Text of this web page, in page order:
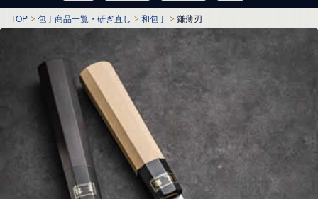
TOP 包丁商品一覧・研ぎ直し 和包丁 鎌薄刃